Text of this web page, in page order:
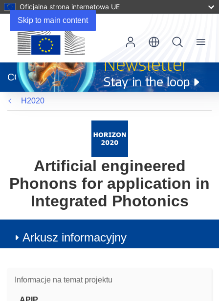
Skip to main content
Oficjalna strona internetowa UE
otworzy
się
w
nowym
oknie)
CORDIS
Menu
H2020
Artificial engineered
Phonons for application in
Integrated Photonics
Arkusz informacyjny
Informacje na temat projektu